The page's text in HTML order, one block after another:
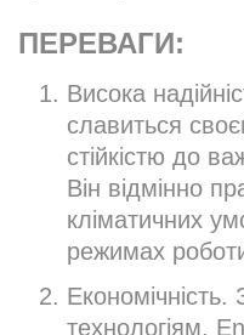
ПЕРЕВАГИ:
Висока
славиться
стійкістю до
Він відмінно
кліматичних
режимах
технологіям,